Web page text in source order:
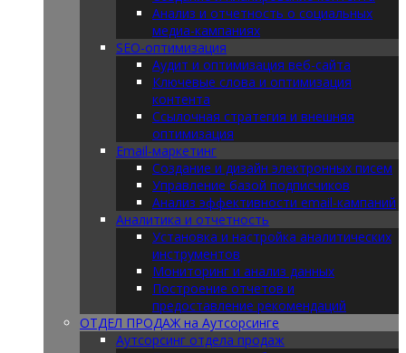
Анализ и отчетность о социальных
медиа-кампаниях
SEO-оптимизация
Аудит и оптимизация веб-сайта
Ключевые слова и оптимизация
контента
Ссылочная стратегия и внешняя
оптимизация
Email-маркетинг
Создание и дизайн электронных писем
Управление базой подписчиков
Анализ эффективности email-кампаний
Аналитика и отчетность
Установка и настройка аналитических
инструментов
Мониторинг и анализ данных
Построение отчетов и
предоставление рекомендаций
ОТДЕЛ ПРОДАЖ на Аутсорсинге
Аутсорсинг отдела продаж